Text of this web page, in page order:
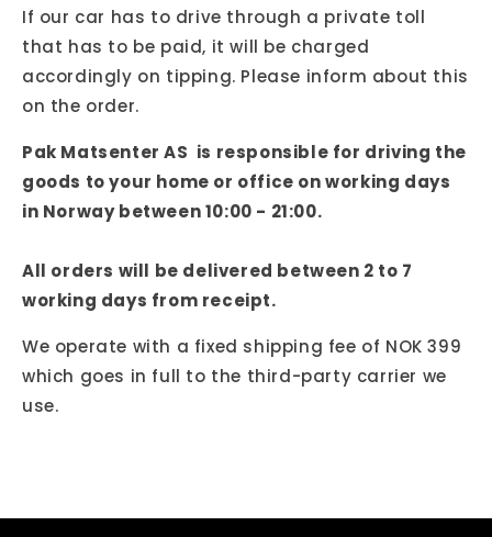
If our car has to drive through a private toll
that has to be paid, it will be charged
accordingly on tipping. Please inform about this
on the order.
Pak Matsenter AS is responsible for driving the
goods to your home or office on working days
in Norwaybetween 10:00 - 21:00.
All orders will be delivered between 2 to 7
working days from receipt.
We operate with a fixed shipping fee of NOK 399
which goes in full to the third-party carrier we
use.